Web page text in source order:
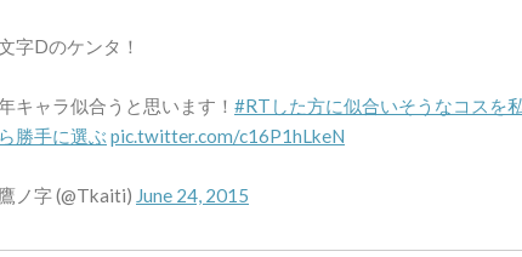
字Dのケンタ！
キャラ似合うと思います！ #RTした方に似合いそうなコスを
勝手に選ぶ pic.twitter.com/c16P1hLkeN
ノ字 (@Tkaiti) June 24, 2015